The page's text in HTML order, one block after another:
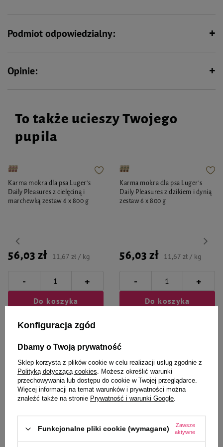
efektywny przebieg procesów metabolicznych, a witamina E pełni rolę
przeciwutleniacza.
dorosłych psów.
Podmiot odpowiedzialny:
Opinie:
To także ucieszy Twojego
pupila
Karma mokra dla psa Luger's
Daily Pleasures z cielęciną i
marchewką zestaw 6 x 800 g
56,03 zł 11,67 zł / kg
- +
Do koszyka
Karma mokra dla psa Luger's
Daily Pleasures z dzikiem i dynią
zestaw 6 x 800 g
56,03 zł 11,67 zł / kg
- +
Do koszyka
Wybrane specjalnie dla
Ciebie i Twojego czworonoga
Konfiguracja zgód
Dbamy o Twoją prywatność
Sklep korzysta z plików cookie w celu realizacji usług zgodnie z
Polityką dotyczącą cookies. Możesz określić warunki
przechowywania lub dostępu do cookie w Twojej przeglądarce.
Więcej informacji na temat warunków i prywatności można
znaleźć także na stronie Prywatność i warunki Google.
Funkcjonalne pliki cookie (wymagane)
Zawsze
aktywne